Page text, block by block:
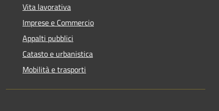
Vita lavorativa
Imprese e Commercio
Appalti pubblici
Catasto e urbanistica
Mobilità e trasporti